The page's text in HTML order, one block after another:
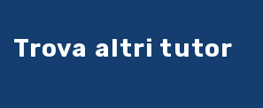
Trova altri tutor